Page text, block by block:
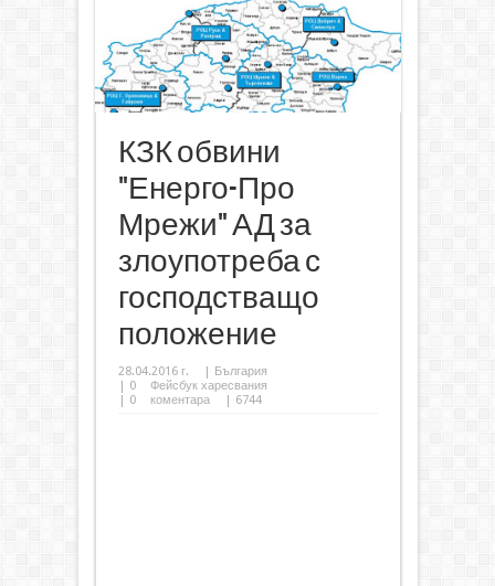
КЗК обвини
"Енерго-Про
Мрежи" АД за
злоупотреба с
господстващо
положение
28.04.2016 г.
България
0
Фейсбук харесвания
0 коментара | 6744